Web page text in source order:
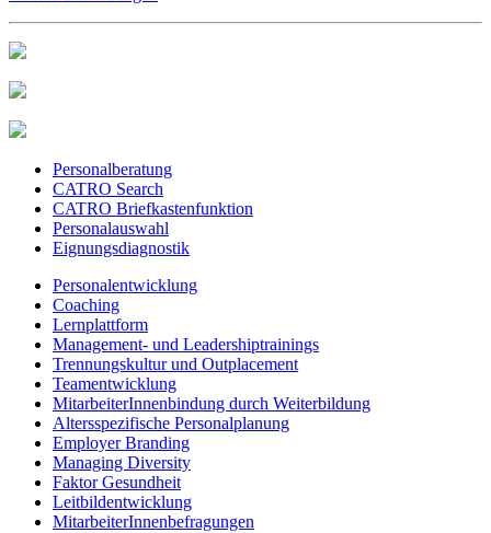
Personalberatung
CATRO Search
CATRO Briefkastenfunktion
Personalauswahl
Eignungsdiagnostik
Personalentwicklung
Coaching
Lernplattform
Management- und Leadershiptrainings
Trennungskultur und Outplacement
Teamentwicklung
MitarbeiterInnenbindung durch Weiterbildung
Altersspezifische Personalplanung
Employer Branding
Managing Diversity
Faktor Gesundheit
Leitbildentwicklung
MitarbeiterInnenbefragungen